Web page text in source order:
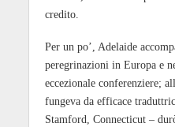
credito.
Per un po’, Adelaide
peregrinazioni in Europa e
eccezionale conferenziere;
fungeva da efficace
Stamford, Connecticut –